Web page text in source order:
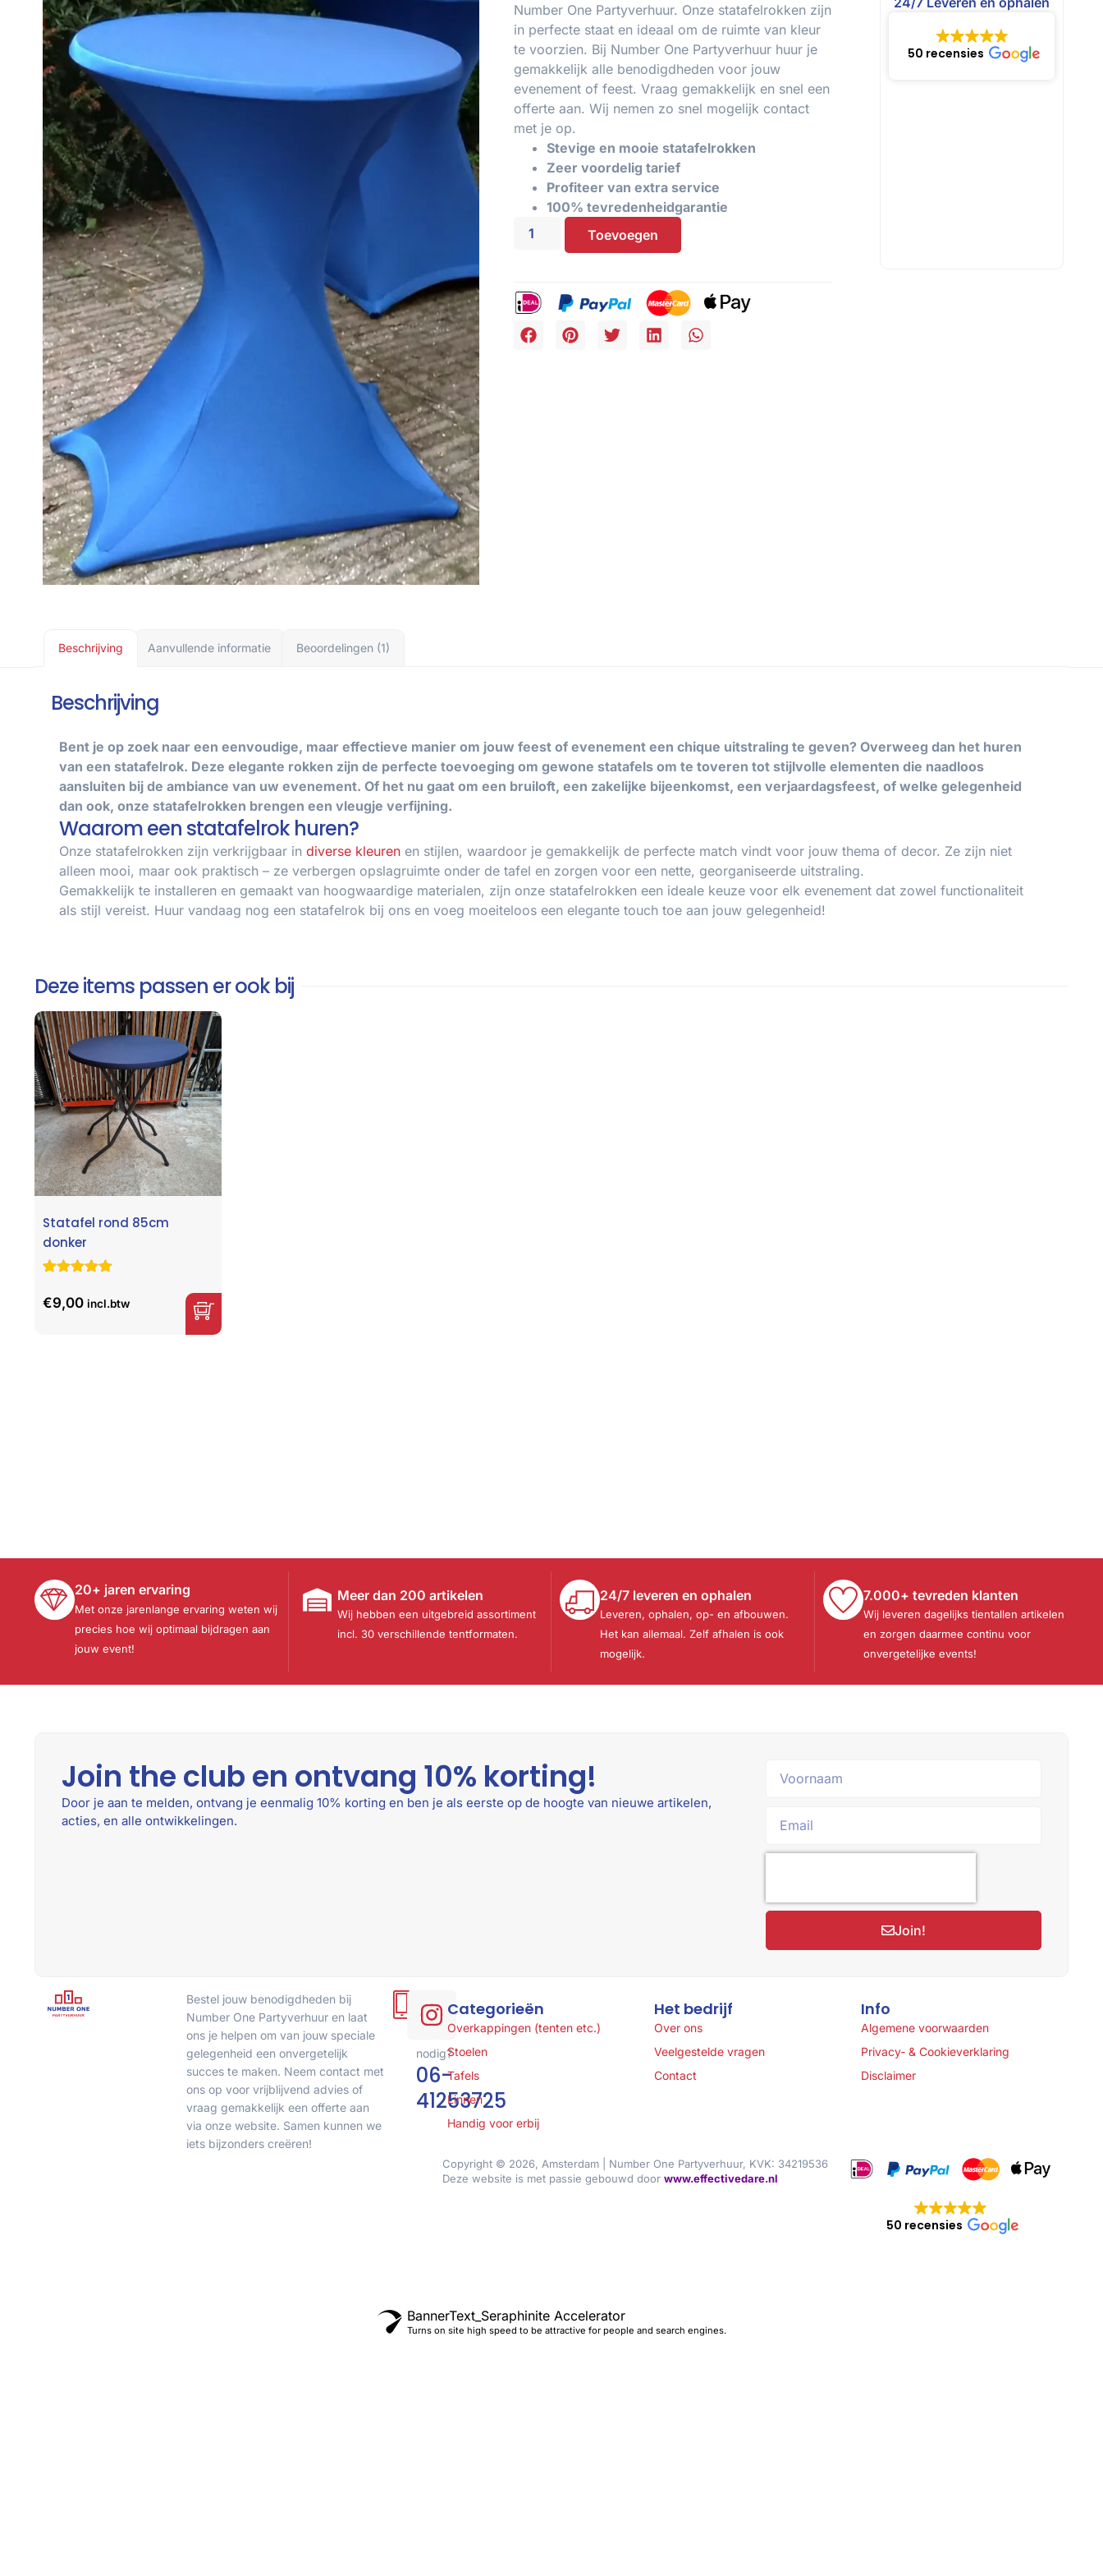
Number One Partyverhuur. Onze statafelrokken zijn
in perfecte staat en ideaal om de ruimte van kleur
te voorzien. Bij Number One Partyverhuur huur je
gemakkelijk alle benodigdheden voor jouw
evenement of feest. Vraag gemakkelijk en snel een
offerte aan. Wij nemen zo snel mogelijk contact
met je op.
Stevige en mooie statafelrokken
Zeer voordelig tarief
Profiteer van extra service
100% tevredenheidgarantie
Toevoegen
50 recensies
Beschrijving Aanvullende informatie Beoordelingen (1)
Beschrijving
Bent je op zoek naar een eenvoudige, maar effectieve manier om jouw feest of evenement een chique uitstraling te geven? Overweeg dan het huren
van een statafelrok. Deze elegante rokken zijn de perfecte toevoeging om gewone statafels om te toveren tot stijlvolle elementen die naadloos
aansluiten bij de ambiance van uw evenement. Of het nu gaat om een bruiloft, een zakelijke bijeenkomst, een verjaardagsfeest, of welke gelegenheid
dan ook, onze statafelrokken brengen een vleugje verfijning.
Waarom een statafelrok huren?
Onze statafelrokken zijn verkrijgbaar in diverse kleuren en stijlen, waardoor je gemakkelijk de perfecte match vindt voor jouw thema of decor. Ze zijn niet
alleen mooi, maar ook praktisch – ze verbergen opslagruimte onder de tafel en zorgen voor een nette, georganiseerde uitstraling.
Gemakkelijk te installeren en gemaakt van hoogwaardige materialen, zijn onze statafelrokken een ideale keuze voor elk evenement dat zowel functionaliteit
als stijl vereist. Huur vandaag nog een statafelrok bij ons en voeg moeiteloos een elegante touch toe aan jouw gelegenheid!
Deze items passen er ook bij
Statafel rond 85cm
donker
5.00 op 5
gebaseerd
€9,00 incl.btw
20+ jaren ervaring
Met onze jarenlange ervaring weten wij
precies hoe wij optimaal bijdragen aan
jouw event!
Meer dan 200 artikelen
Wij hebben een uitgebreid assortiment
incl. 30 verschillende tentformaten.
24/7 leveren en ophalen
Leveren, ophalen, op- en afbouwen.
Het kan allemaal. Zelf afhalen is ook
mogelijk.
7.000+ tevreden klanten
Wij leveren dagelijks tientallen artikelen
en zorgen daarmee continu voor
onvergetelijke events!
Bestel jouw benodigdheden bij
Number One Partyverhuur en laat
ons je helpen om van jouw speciale
gelegenheid een onvergetelijk
succes te maken. Neem contact met
ons op voor vrijblijvend advies of
vraag gemakkelijk een offerte aan
via onze website. Samen kunnen we
iets bijzonders creëren!
of
advies
nodig?
06-
41253725
Categorieën
Overkappingen (tenten etc.)
Stoelen
Tafels
Linnen
Handig voor erbij
Het bedrijf
Over ons
Veelgestelde vragen
Contact
Info
Algemene voorwaarden
Privacy- & Cookieverklaring
Disclaimer
Copyright © 2026, Amsterdam | Number One Partyverhuur, KVK: 34219536
Deze website is met passie gebouwd doorwww.effectivedare.nl
50 recensies
Join the club en ontvang 10% korting!
Door je aan te melden, ontvang je eenmalig 10% korting en ben je als eerste op de hoogte van nieuwe artikelen,
acties, en alle ontwikkelingen.
Join!
BannerText_Seraphinite Accelerator
Turns on site high speed to be attractive for people and search engines.